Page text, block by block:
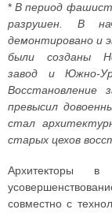
*В период
разрушен. В
демонтировано и
были созданы
завод и Южно-
превысил
стал
старых цехов
Архитекторы
совместно с